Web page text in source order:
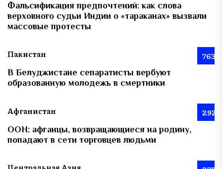
Фальсификация предпочтений: как слова
верховного судьи Индии о «тараканах» вызвали
массовые протесты
Пакистан 763
В Белуджистане сепаратисты вербуют
образованную молодежь в смертники
Афганистан 292
ООН: афганцы, возвращающиеся на родину,
попадают в сети торговцев людьми